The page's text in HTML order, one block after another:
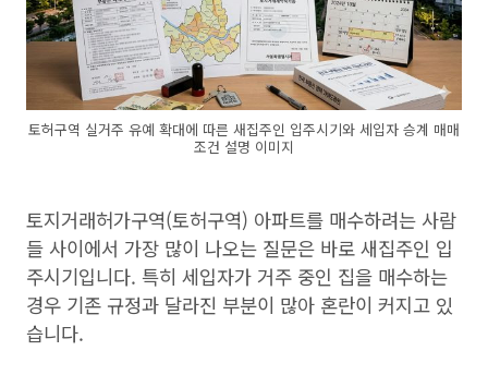
토허구역 실거주 유예 확대에 따른 새집주인 입주시기와 세입자 승계 매매
조건 설명 이미지
토지거래허가구역(토허구역) 아파트를 매수하려는 사람
들 사이에서 가장 많이 나오는 질문은 바로 새집주인 입
주시기입니다. 특히 세입자가 거주 중인 집을 매수하는
경우 기존 규정과 달라진 부분이 많아 혼란이 커지고 있
습니다.